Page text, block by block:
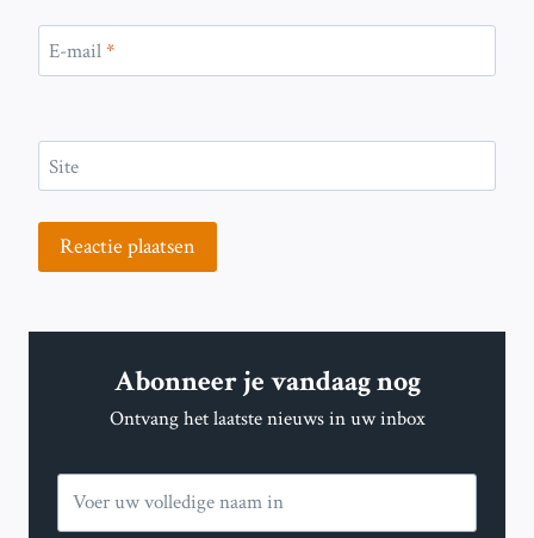
E-mail*
Site
Abonneer je vandaag nog
Ontvang het laatste nieuws in uw inbox